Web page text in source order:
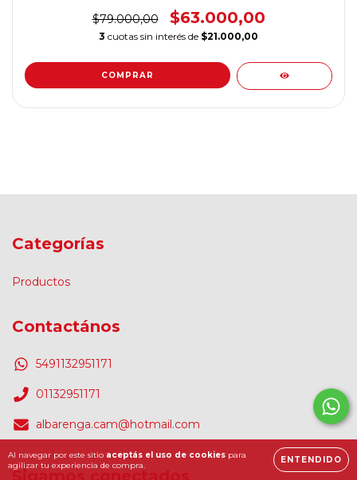
Al navegar por este sitio aceptás el uso de cookies para
agilizar tu experiencia de compra.
ENTENDIDO
$79.000,00 $63.000,00
3 cuotas sin interés de $21.000,00
COMPRAR
Categorías
Productos
Contactános
5491132951171
01132951171
albarenga.cam@hotmail.com
Sigamos conectados